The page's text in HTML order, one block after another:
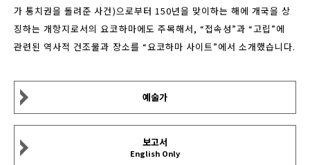
가 통치권을 돌려준 사건)으로부터 150년을 맞이하는 해에 개국을 상
징하는 개항지로서의 요코하마에도 주목해서, “접속성”과 “고립”에
관련된 역사적 건조물과 장소를 “요코하마 사이트”에서 소개했습니다.
예술가
보고서
English Only